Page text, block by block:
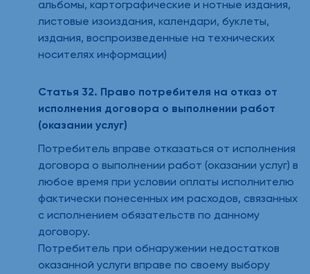
альбомы, картографические и нотные издания,
листовые изоиздания, календари, буклеты,
издания, воспроизведенные на технических
носителях информации)
Статья 32. Право потребителя на отказ от
исполнения договора о выполнении работ
(оказании услуг)
Потребитель вправе отказаться от исполнения
договора о выполнении работ (оказании услуг) в
любое время при условии оплаты исполнителю
фактически понесенных им расходов, связанных
с исполнением обязательств по данному
договору.
Потребитель при обнаружении недостатков
оказанной услуги вправе по своему выбору